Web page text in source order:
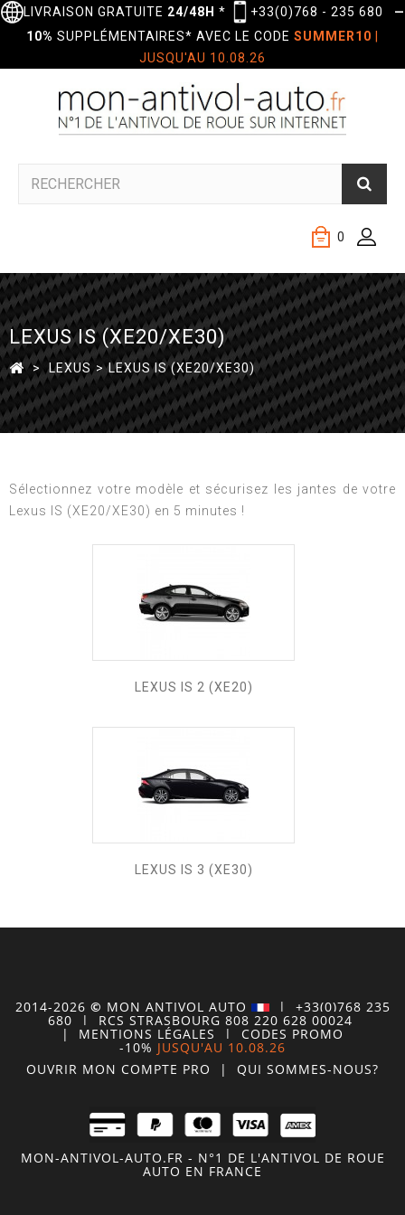
LIVRAISON GRATUITE 24/48H * +33(0)768 - 235 680
—
10% SUPPLÉMENTAIRES* AVEC LE CODE SUMMER10
JUSQU'AU 10.08.26
0
LEXUS IS (XE20/XE30)
> LEXUS > LEXUS IS (XE20/XE30)
Sélectionnez votre modèle et sécurisez les jantes de votre
Lexus IS (XE20/XE30) en 5 minutes !
LEXUS IS 2 (XE20)
LEXUS IS 3 (XE30)
2014-2026 © MON ANTIVOL AUTO | +33(0)768 235
680 | RCS STRASBOURG 808 220 628 00024
| MENTIONS LÉGALES | CODES PROMO
-10% JUSQU'AU 10.08.26
OUVRIR MON COMPTE PRO | QUI SOMMES-NOUS?
MON-ANTIVOL-AUTO.FR - N°1 DE L'ANTIVOL DE ROUE
AUTO EN FRANCE